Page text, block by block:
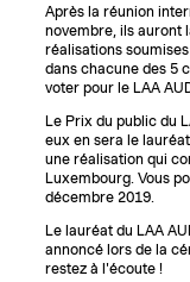
Après la réunion
novembre, ils auront
réalisations
dans chacune des 5
voter pour le LAA
Le Prix du public du
eux en sera le
une réalisation qui
Luxembourg. Vous
décembre 2019.
Le lauréat du LAA
annoncé lors de la
restez à l'écoute !